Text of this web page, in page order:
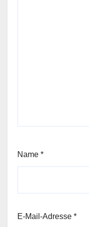
Name *
E-Mail-Adresse *